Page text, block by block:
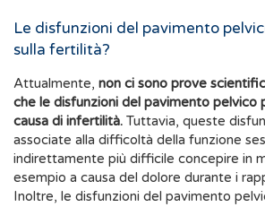
Le disfunzioni del pavimento
sulla fertilità?
Attualmente, non ci sono prove
che le disfunzioni del pavimento pelvico
causa di infertilità. Tuttavia, queste
associate alla difficoltà della funzione
indirettamente più difficile concepire in
esempio a causa del dolore durante i
Inoltre, le disfunzioni del pavimento